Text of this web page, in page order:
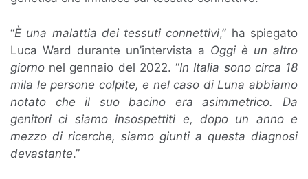
“È una malattia dei tessuti connettivi,” ha spiegato
Luca Ward durante un’intervista a Oggi è un altro
giorno nel gennaio del 2022. “In Italia sono circa 18
mila le persone colpite, e nel caso di Luna abbiamo
notato che il suo bacino era asimmetrico. Da
genitori ci siamo insospettiti e, dopo un anno e
mezzo di ricerche, siamo giunti a questa diagnosi
devastante.”